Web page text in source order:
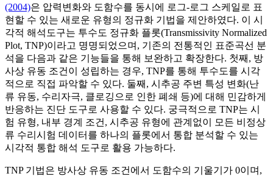
(2004)은 압력변화와 도함수를 동시에 로그-로그 스케일로 표
현할 수 있는 새로운 유형의 정규화 기법을 제안하였다. 이 시
각적 해석도구는 투수도 정규화 플롯(Transmissivity Normalized
Plot, TNP)이라고 명명되었으며, 기존의 전통적인 표준곡선 분
석을 다음과 같은 기능들을 통해 보완하고 확장한다. 첫째, 방
사상 유동 조건이 성립하는 경우, TNP를 통해 투수도를 시각
적으로 직접 파악할 수 있다. 둘째, 시추공 주변 특성 변화(난
류 유동, 수리자극, 클로깅으로 인한 폐쇄 등)에 대해 민감하게
반응하는 진단 도구로 사용할 수 있다. 궁극적으로 TNP는 시
험 유형, 내부 경계 조건, 시추공 유형에 관계없이 모든 비정상
류 수리시험 데이터를 하나의 플롯에서 통합 분석할 수 있는
시각적 통합 해석 도구로 활용 가능하다.
TNP 기법은 방사상 유동 조건에서 도함수의 기울기가 0이며,